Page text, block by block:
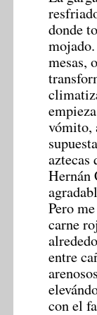
donde
mesas,
vómito,
aztecas
Hernán
Pero
carne
entre
con el